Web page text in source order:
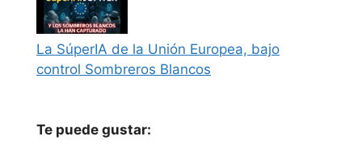
La SúperIA de la Unión Europea, bajo
control Sombreros Blancos
Te puede gustar: